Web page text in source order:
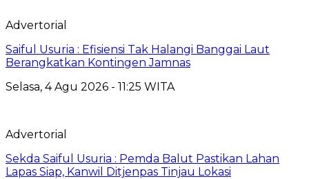
Advertorial
Saiful Usuria : Efisiensi Tak Halangi Banggai Laut
Berangkatkan Kontingen Jamnas
Selasa, 4 Agu 2026 - 11:25 WITA
Advertorial
Sekda Saiful Usuria : Pemda Balut Pastikan Lahan
Lapas Siap, Kanwil Ditjenpas Tinjau Lokasi